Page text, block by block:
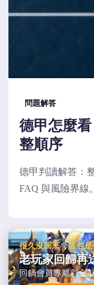
問題解答
德甲怎麼
整順序
德甲判讀解答：
FAQ 與風險界線。
很久沒回來？這包
老玩家回歸再
回鍋會員專屬彩金